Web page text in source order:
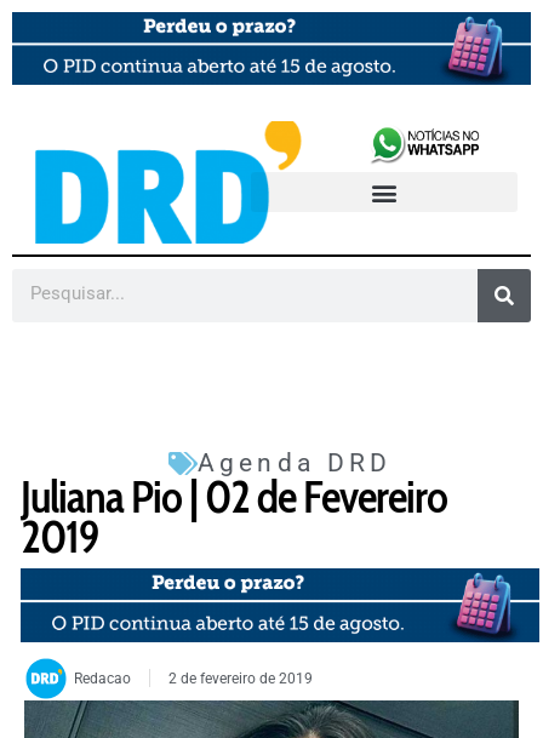
Agenda DRD
Juliana Pio | 02 de Fevereiro
2019
Redacao 2 de fevereiro de 2019